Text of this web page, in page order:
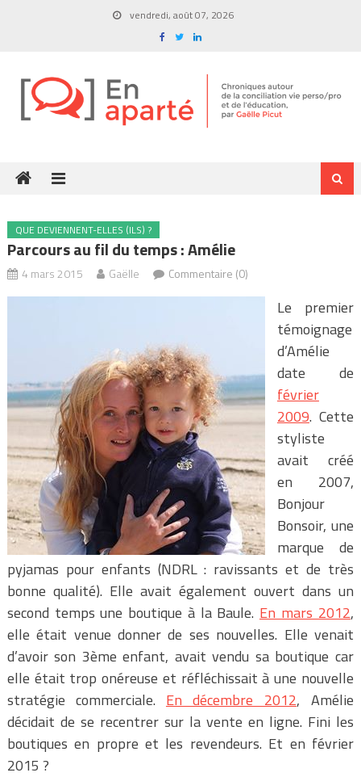
vendredi, août 07, 2026
QUE DEVIENNENT-ELLES (ILS) ?
Parcours au fil du temps : Amélie
4 mars 2015 Gaëlle Commentaire (0)
Le premier
témoignage
d’Amélie
date de
février
2009. Cette
styliste
avait créé
en 2007,
Bonjour
Bonsoir, une
marque de
pyjamas pour enfants (NDRL : ravissants et de très
bonne qualité). Elle avait également ouvert dans un
second temps une boutique à la Baule. En mars 2012,
elle était venue donner de ses nouvelles. Elle venait
d’avoir son 3ème enfant, avait vendu sa boutique car
elle était trop onéreuse et réfléchissait à une nouvelle
stratégie commerciale. En décembre 2012, Amélie
décidait de se recentrer sur la vente en ligne. Fini les
boutiques en propre et les revendeurs. Et en février
2015 ?